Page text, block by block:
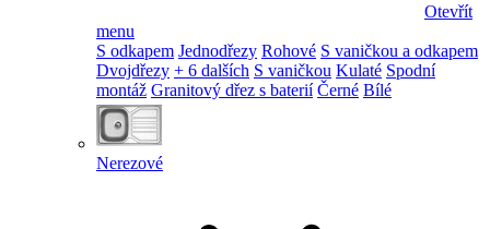
Otevřít
menu
S odkapem Jednodřezy Rohové S vaničkou a odkapem
Dvojdřezy + 6 dalších S vaničkou Kulaté Spodní
montáž Granitový dřez s baterií Černé Bílé
Nerezové